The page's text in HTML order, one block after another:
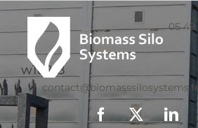
05
contact@biomasssilosystems.fr
Facebook
X
w182-8